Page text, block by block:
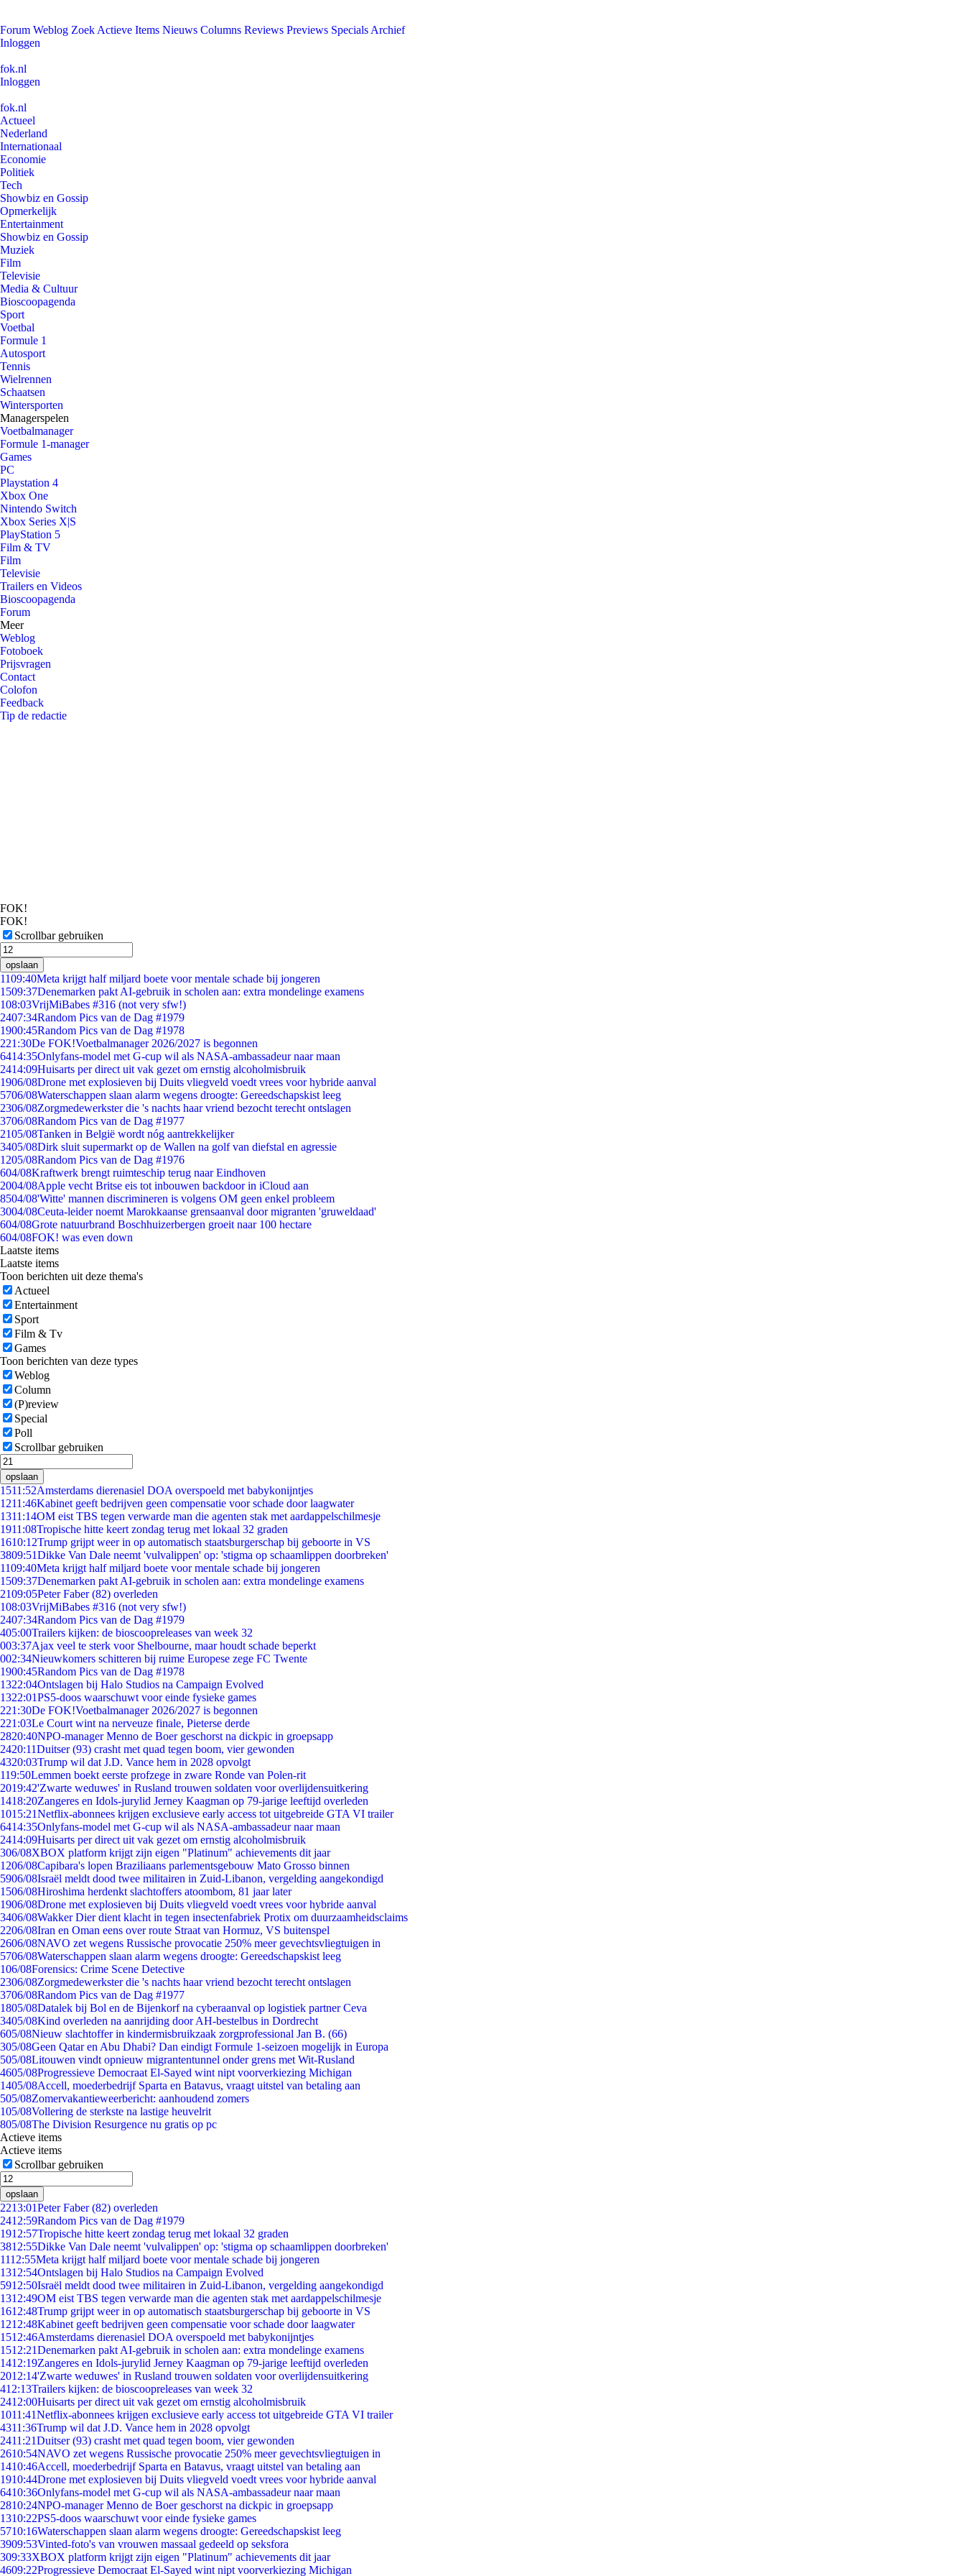
Forum Weblog Zoek Actieve Items Nieuws Columns Reviews Previews Specials Archief
Inloggen
fok.nl
Inloggen
fok.nl
Actueel
Nederland
Internationaal
Economie
Politiek
Tech
Showbiz en Gossip
Opmerkelijk
Entertainment
Showbiz en Gossip
Muziek
Film
Televisie
Media & Cultuur
Bioscoopagenda
Sport
Voetbal
Formule 1
Autosport
Tennis
Wielrennen
Schaatsen
Wintersporten
Managerspelen
Voetbalmanager
Formule 1-manager
Games
PC
Playstation 4
Xbox One
Nintendo Switch
Xbox Series X|S
PlayStation 5
Film & TV
Film
Televisie
Trailers en Videos
Bioscoopagenda
Forum
Meer
Weblog
Fotoboek
Prijsvragen
Contact
Colofon
Feedback
Tip de redactie
FOK!
FOK!
Scrollbar gebruiken
opslaan
1109:40Meta krijgt half miljard boete voor mentale schade bij jongeren
1509:37Denemarken pakt AI-gebruik in scholen aan: extra mondelinge examens
108:03VrijMiBabes #316 (not very sfw!)
2407:34Random Pics van de Dag #1979
1900:45Random Pics van de Dag #1978
221:30De FOK!Voetbalmanager 2026/2027 is begonnen
6414:35Onlyfans-model met G-cup wil als NASA-ambassadeur naar maan
2414:09Huisarts per direct uit vak gezet om ernstig alcoholmisbruik
1906/08Drone met explosieven bij Duits vliegveld voedt vrees voor hybride aanval
5706/08Waterschappen slaan alarm wegens droogte: Gereedschapskist leeg
2306/08Zorgmedewerkster die 's nachts haar vriend bezocht terecht ontslagen
3706/08Random Pics van de Dag #1977
2105/08Tanken in België wordt nóg aantrekkelijker
3405/08Dirk sluit supermarkt op de Wallen na golf van diefstal en agressie
1205/08Random Pics van de Dag #1976
604/08Kraftwerk brengt ruimteschip terug naar Eindhoven
2004/08Apple vecht Britse eis tot inbouwen backdoor in iCloud aan
8504/08'Witte' mannen discrimineren is volgens OM geen enkel probleem
3004/08Ceuta-leider noemt Marokkaanse grensaanval door migranten 'gruweldaad'
604/08Grote natuurbrand Boschhuizerbergen groeit naar 100 hectare
604/08FOK! was even down
Laatste items
Laatste items
Toon berichten uit deze thema's
Actueel
Entertainment
Sport
Film & Tv
Games
Toon berichten van deze types
Weblog
Column
(P)review
Special
Poll
Scrollbar gebruiken
opslaan
1511:52Amsterdams dierenasiel DOA overspoeld met babykonijntjes
1211:46Kabinet geeft bedrijven geen compensatie voor schade door laagwater
1311:14OM eist TBS tegen verwarde man die agenten stak met aardappelschilmesje
1911:08Tropische hitte keert zondag terug met lokaal 32 graden
1610:12Trump grijpt weer in op automatisch staatsburgerschap bij geboorte in VS
3809:51Dikke Van Dale neemt 'vulvalippen' op: 'stigma op schaamlippen doorbreken'
1109:40Meta krijgt half miljard boete voor mentale schade bij jongeren
1509:37Denemarken pakt AI-gebruik in scholen aan: extra mondelinge examens
2109:05Peter Faber (82) overleden
108:03VrijMiBabes #316 (not very sfw!)
2407:34Random Pics van de Dag #1979
405:00Trailers kijken: de bioscoopreleases van week 32
003:37Ajax veel te sterk voor Shelbourne, maar houdt schade beperkt
002:34Nieuwkomers schitteren bij ruime Europese zege FC Twente
1900:45Random Pics van de Dag #1978
1322:04Ontslagen bij Halo Studios na Campaign Evolved
1322:01PS5-doos waarschuwt voor einde fysieke games
221:30De FOK!Voetbalmanager 2026/2027 is begonnen
221:03Le Court wint na nerveuze finale, Pieterse derde
2820:40NPO-manager Menno de Boer geschorst na dickpic in groepsapp
2420:11Duitser (93) crasht met quad tegen boom, vier gewonden
4320:03Trump wil dat J.D. Vance hem in 2028 opvolgt
119:50Lemmen boekt eerste profzege in zware Ronde van Polen-rit
2019:42'Zwarte weduwes' in Rusland trouwen soldaten voor overlijdensuitkering
1418:20Zangeres en Idols-jurylid Jerney Kaagman op 79-jarige leeftijd overleden
1015:21Netflix-abonnees krijgen exclusieve early access tot uitgebreide GTA VI trailer
6414:35Onlyfans-model met G-cup wil als NASA-ambassadeur naar maan
2414:09Huisarts per direct uit vak gezet om ernstig alcoholmisbruik
306/08XBOX platform krijgt zijn eigen "Platinum" achievements dit jaar
1206/08Capibara's lopen Braziliaans parlementsgebouw Mato Grosso binnen
5906/08Israël meldt dood twee militairen in Zuid-Libanon, vergelding aangekondigd
1506/08Hiroshima herdenkt slachtoffers atoombom, 81 jaar later
1906/08Drone met explosieven bij Duits vliegveld voedt vrees voor hybride aanval
3406/08Wakker Dier dient klacht in tegen insectenfabriek Protix om duurzaamheidsclaims
2206/08Iran en Oman eens over route Straat van Hormuz, VS buitenspel
2606/08NAVO zet wegens Russische provocatie 250% meer gevechtsvliegtuigen in
5706/08Waterschappen slaan alarm wegens droogte: Gereedschapskist leeg
106/08Forensics: Crime Scene Detective
2306/08Zorgmedewerkster die 's nachts haar vriend bezocht terecht ontslagen
3706/08Random Pics van de Dag #1977
1805/08Datalek bij Bol en de Bijenkorf na cyberaanval op logistiek partner Ceva
3405/08Kind overleden na aanrijding door AH-bestelbus in Dordrecht
605/08Nieuw slachtoffer in kindermisbruikzaak zorgprofessional Jan B. (66)
305/08Geen Qatar en Abu Dhabi? Dan eindigt Formule 1-seizoen mogelijk in Europa
505/08Litouwen vindt opnieuw migrantentunnel onder grens met Wit-Rusland
4605/08Progressieve Democraat El-Sayed wint nipt voorverkiezing Michigan
1405/08Accell, moederbedrijf Sparta en Batavus, vraagt uitstel van betaling aan
505/08Zomervakantieweerbericht: aanhoudend zomers
105/08Vollering de sterkste na lastige heuvelrit
805/08The Division Resurgence nu gratis op pc
Actieve items
Actieve items
Scrollbar gebruiken
opslaan
2213:01Peter Faber (82) overleden
2412:59Random Pics van de Dag #1979
1912:57Tropische hitte keert zondag terug met lokaal 32 graden
3812:55Dikke Van Dale neemt 'vulvalippen' op: 'stigma op schaamlippen doorbreken'
1112:55Meta krijgt half miljard boete voor mentale schade bij jongeren
1312:54Ontslagen bij Halo Studios na Campaign Evolved
5912:50Israël meldt dood twee militairen in Zuid-Libanon, vergelding aangekondigd
1312:49OM eist TBS tegen verwarde man die agenten stak met aardappelschilmesje
1612:48Trump grijpt weer in op automatisch staatsburgerschap bij geboorte in VS
1212:48Kabinet geeft bedrijven geen compensatie voor schade door laagwater
1512:46Amsterdams dierenasiel DOA overspoeld met babykonijntjes
1512:21Denemarken pakt AI-gebruik in scholen aan: extra mondelinge examens
1412:19Zangeres en Idols-jurylid Jerney Kaagman op 79-jarige leeftijd overleden
2012:14'Zwarte weduwes' in Rusland trouwen soldaten voor overlijdensuitkering
412:13Trailers kijken: de bioscoopreleases van week 32
2412:00Huisarts per direct uit vak gezet om ernstig alcoholmisbruik
1011:41Netflix-abonnees krijgen exclusieve early access tot uitgebreide GTA VI trailer
4311:36Trump wil dat J.D. Vance hem in 2028 opvolgt
2411:21Duitser (93) crasht met quad tegen boom, vier gewonden
2610:54NAVO zet wegens Russische provocatie 250% meer gevechtsvliegtuigen in
1410:46Accell, moederbedrijf Sparta en Batavus, vraagt uitstel van betaling aan
1910:44Drone met explosieven bij Duits vliegveld voedt vrees voor hybride aanval
6410:36Onlyfans-model met G-cup wil als NASA-ambassadeur naar maan
2810:24NPO-manager Menno de Boer geschorst na dickpic in groepsapp
1310:22PS5-doos waarschuwt voor einde fysieke games
5710:16Waterschappen slaan alarm wegens droogte: Gereedschapskist leeg
3909:53Vinted-foto's van vrouwen massaal gedeeld op seksfora
309:33XBOX platform krijgt zijn eigen "Platinum" achievements dit jaar
4609:22Progressieve Democraat El-Sayed wint nipt voorverkiezing Michigan